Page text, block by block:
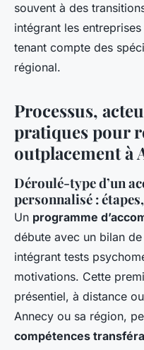
souvent à des
intégrant les
tenant compte des
régional.
Processus,
pratiques pour
outplacement à
Déroulé-type d’un
personnalisé :
Un programme
débute avec un bilan
intégrant tests
motivations. Cette
présentiel, à distance
Annecy ou sa région,
compétences